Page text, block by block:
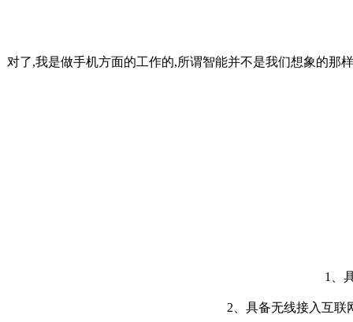
对了,我是做手机方面的工作的,所谓智能并不是我们想象的那
1、
2、具备无线接入互联